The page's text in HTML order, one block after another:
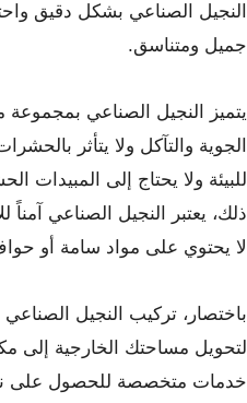
النجيل الصناعي بشكل دقيق
جميل ومتناسق.
يتميز النجيل الصناعي بمجموعة
الجوية والتآكل ولا يتأثر
للبيئة ولا يحتاج إلى المبيدات
ذلك، يعتبر النجيل الصناعي آمناً
لا يحتوي على مواد سامة أو
باختصار، تركيب النجيل
لتحويل مساحتك الخارجية إلى
خدمات متخصصة للحصول على